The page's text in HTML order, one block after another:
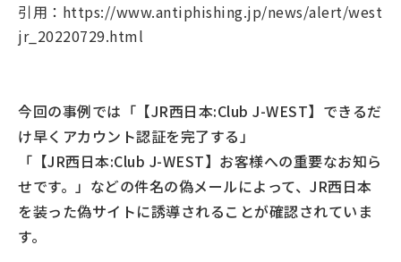
引用：https://www.antiphishing.jp/news/alert/west
jr_20220729.html
今回の事例では「【JR西日本:Club J-WEST】できるだ
け早くアカウント認証を完了する」
「【JR西日本:Club J-WEST】お客様への重要なお知ら
せです。」などの件名の偽メールによって、JR西日本
を装った偽サイトに誘導されることが確認されていま
す。